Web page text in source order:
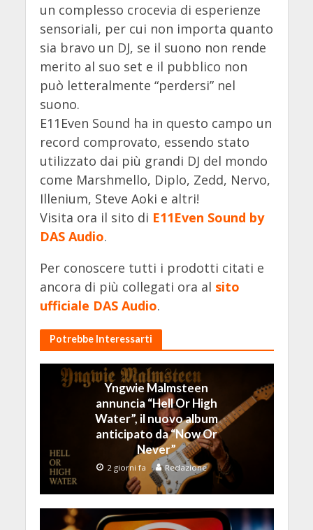
un complesso crocevia di esperienze
sensoriali, per cui non importa quanto
sia bravo un DJ, se il suono non rende
merito al suo set e il pubblico non
può letteralmente “perdersi” nel
suono.
E11Even Sound ha in questo campo un
record comprovato, essendo stato
utilizzato dai più grandi DJ del mondo
come Marshmello, Diplo, Zedd, Nervo,
Illenium, Steve Aoki e altri!
Visita ora il sito di E11Even Sound by
DAS Audio.
Per conoscere tutti i prodotti citati e
ancora di più collegati ora al sito
ufficiale DAS Audio.
Potrebbe Interessarti
Yngwie Malmsteen
annuncia “Hell Or High
Water”, il nuovo album
anticipato da “Now Or
Never”
2 giorni fa Redazione